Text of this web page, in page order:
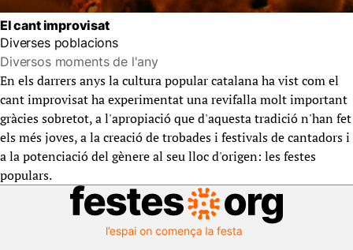
El cant improvisat
Diverses poblacions
Diversos moments de l'any
En els darrers anys la cultura popular catalana ha vist com el
cant improvisat ha experimentat una revifalla molt important
gràcies sobretot, a l'apropiació que d'aquesta tradició n'han fet
els més joves, a la creació de trobades i festivals de cantadors i
a la potenciació del gènere al seu lloc d'origen: les festes
populars.